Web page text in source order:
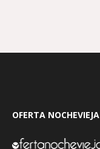
OFERTA NOCHEVIEJA